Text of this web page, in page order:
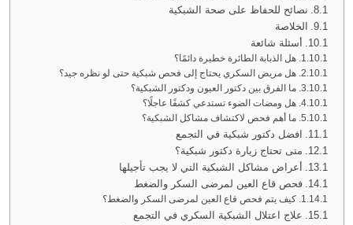
نصائح للحفاظ على صحة الشبكية
الخلاصة
أسئلة شائعة
هل الذبابة الطائرة خطيرة دائمًا؟
هل مريض السكري يحتاج إلى فحص شبكية حتى لو نظره جيد؟
ما الفرق بين دكتور العيون ودكتور الشبكية؟
هل ومضات الضوء تستدعي كشفًا عاجلًا؟
ما أهم فحص لاكتشاف مشاكل الشبكية؟
افضل دكتور شبكية في التجمع
متى تحتاج زيارة دكتور شبكية؟
أعراض مشاكل الشبكية التي لا يجب تأجيلها
فحص قاع العين لمرضى السكر والضغط
كيف يتم فحص قاع العين لمرضى السكر والضغط؟
علاج اعتلال الشبكية السكري في التجمع